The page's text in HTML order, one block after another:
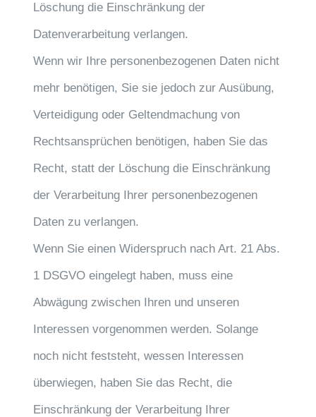
Löschung die Einschränkung der
Datenverarbeitung verlangen.
Wenn wir Ihre personenbezogenen Daten nicht
mehr benötigen, Sie sie jedoch zur Ausübung,
Verteidigung oder Geltendmachung von
Rechtsansprüchen benötigen, haben Sie das
Recht, statt der Löschung die Einschränkung
der Verarbeitung Ihrer personenbezogenen
Daten zu verlangen.
Wenn Sie einen Widerspruch nach Art. 21 Abs.
1 DSGVO eingelegt haben, muss eine
Abwägung zwischen Ihren und unseren
Interessen vorgenommen werden. Solange
noch nicht feststeht, wessen Interessen
überwiegen, haben Sie das Recht, die
Einschränkung der Verarbeitung Ihrer